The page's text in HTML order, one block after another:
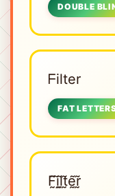
DOUBLE
ᖴilter
FAT
F̰̃ḭ̃l̰̃t̰̃ḛ̃r̰̃